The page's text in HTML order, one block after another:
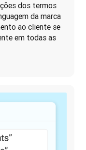
dos termos
da marca
ao cliente se
em todas as